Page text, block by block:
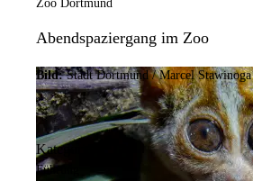
Zoo Dortmund
Abendspaziergang im Zoo
Bild:Stadt Dortmund / Marcel Stawinoga
Kategorie:
Führung